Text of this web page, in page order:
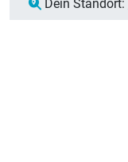
Dein Standort: